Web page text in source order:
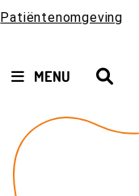
Patiëntenomgeving
MENU